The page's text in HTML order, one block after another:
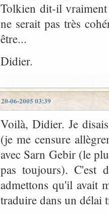
Tolkien dit-il
ne serait pas très
être...
Didier.
20-06-2005 03:39
Voilà, Didier. Je
(je me censure
avec Sarn Gebir (le
pas toujours). C'est
admettons qu'il avait
traduire dans un délai